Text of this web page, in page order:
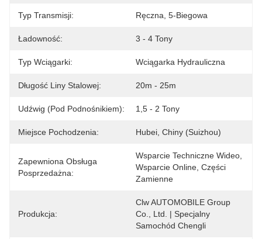
Typ Transmisji: Ręczna, 5-Biegowa
Ładowność: 3 - 4 Tony
Typ Wciągarki: Wciągarka Hydrauliczna
Długość Liny Stalowej: 20m - 25m
Udźwig (pod Podnośnikiem): 1,5 - 2 Tony
Miejsce Pochodzenia: Hubei, Chiny (Suizhou)
Zapewniona Obsługa
Posprzedażna:
Wsparcie Techniczne Wideo,
Wsparcie Online, Części
Zamienne
Produkcja:
Clw AUTOMOBILE Group
Co., Ltd. | Specjalny
Samochód Chengli